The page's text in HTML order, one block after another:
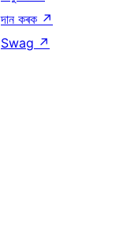
দান কৰক ↗
Swag ↗